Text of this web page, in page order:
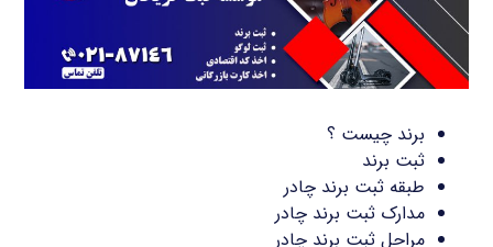
برند چیست ؟
ثبت برند
طبقه ثبت برند چادر
مدارک ثبت برند چادر
مراحل ثبت برند چادر